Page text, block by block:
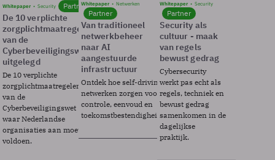
Whitepaper Security Partner
De 10 verplichte
zorgplichtmaatregelen
van de
Cyberbeveiligingswet
uitgelegd
De 10 verplichte
zorgplichtmaatregelen
van de
Cyberbeveiligingswet
waar Nederlandse
organisaties aan moeten
voldoen.
Whitepaper Netwerken
Partner
Van traditioneel
netwerkbeheer
naar AI
aangestuurde
infrastructuur
Ontdek hoe self-driving
netwerken zorgen voor
controle, eenvoud en
toekomstbestendigheid.
Whitepaper Security
Partner
Security als
cultuur - maak
van regels
bewust gedrag
Cybersecurity
werkt pas echt als
regels, techniek en
bewust gedrag
samenkomen in de
dagelijkse
praktijk.